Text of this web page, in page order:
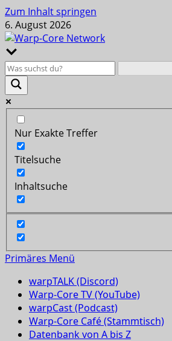
Zum Inhalt springen
6. August 2026
Nur Exakte Treffer
Titelsuche
Inhaltsuche
Primäres Menü
warpTALK (Discord)
Warp-Core TV (YouTube)
warpCast (Podcast)
Warp-Core Café (Stammtisch)
Datenbank von A bis Z